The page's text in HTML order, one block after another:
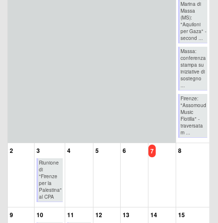
Marina di
Massa
(MS):
"Aquiloni
per Gaza" -
second ...
Massa:
conferenza
stampa su
iniziative di
sostegno
...
Firenze:
"Assomoud
Music
Flotilla" -
traversata
m ...
2 3
Riunione
di
"Firenze
per la
Palestina"
al CPA
4 5 6 7 8
9 10 11 12 13 14 15